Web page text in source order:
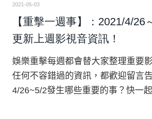
2021-05-03
【重擊一週事】：2021/4/26
更新上週影視音資訊！
娛樂重擊每週都會替大家整理重要
任何不容錯過的資訊，都歡迎留言
4/26~5/2發生哪些重要的事？快一